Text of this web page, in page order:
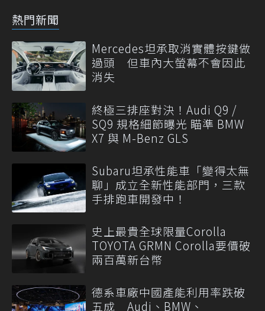
熱門新聞
Mercedes坦承取消實體按鍵做
過頭 但車內大螢幕不會因此
消失
終極三排座對決！Audi Q9 /
SQ9 規格細節曝光 瞄準 BMW
X7 與 M-Benz GLS
Subaru坦承性能車「變得太無
聊」成立全新性能部門，三款
手排跑車開發中！
史上最貴全球限量Corolla
TOYOTA GRMN Corolla要價破
兩百萬新台幣
德系車廠中國產能利用率跌破
五成 Audi、BMW、